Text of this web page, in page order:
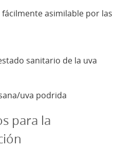
fácilmente asimilable por las
sanitario de la uva
uva podrida
para la